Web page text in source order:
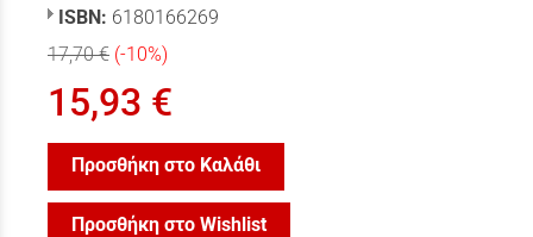
ISBN: 6180166269
17,70 € (-10%)
15,93 €
Προσθήκη στο Καλάθι
Προσθήκη στο Wishlist